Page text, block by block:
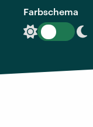
Farbschema